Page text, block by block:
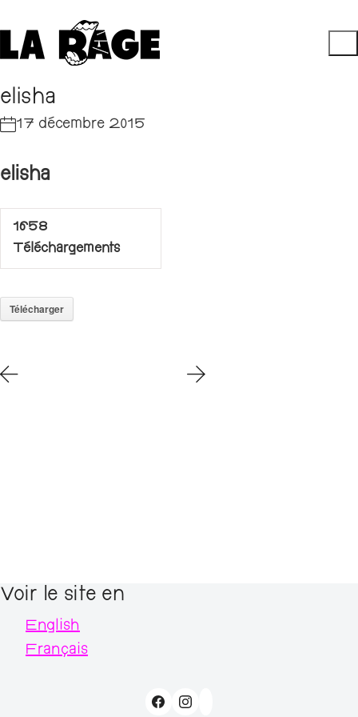
elisha
17 décembre 2015
elisha
1658
Téléchargements
Télécharger
Voir le site en
English
Français